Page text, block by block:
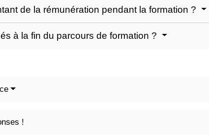
de la rémunération pendant la formation ?
à la fin du parcours de formation ?
!